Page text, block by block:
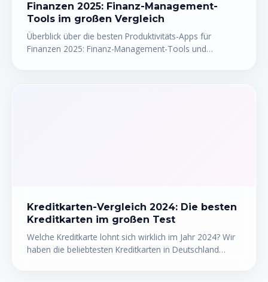
Finanzen 2025: Finanz-Management-
Tools im großen Vergleich
Überblick über die besten Produktivitäts-Apps für
Finanzen 2025: Finanz-Management-Tools und
Kreditkarten-Vergleich 2024: Die besten
Kreditkarten im großen Test
Welche Kreditkarte lohnt sich wirklich im Jahr 2024? Wir
haben die beliebtesten Kreditkarten in Deutschland